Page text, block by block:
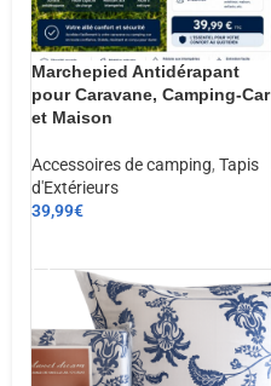
Marchepied Antidérapant
pour Caravane, Camping-Car
et Maison
Accessoires de camping, Tapis
d'Extérieurs
39,99€